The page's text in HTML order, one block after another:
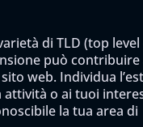
di TLD (top
può contribuire
web. Individua
attività o ai tuoi
la tua area di